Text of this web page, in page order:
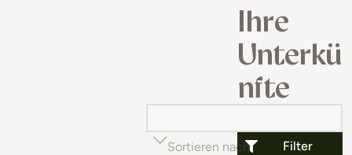
ReiseartenIhre
Unterkü
nfte
Filter
Sortieren nach Beliebtheit